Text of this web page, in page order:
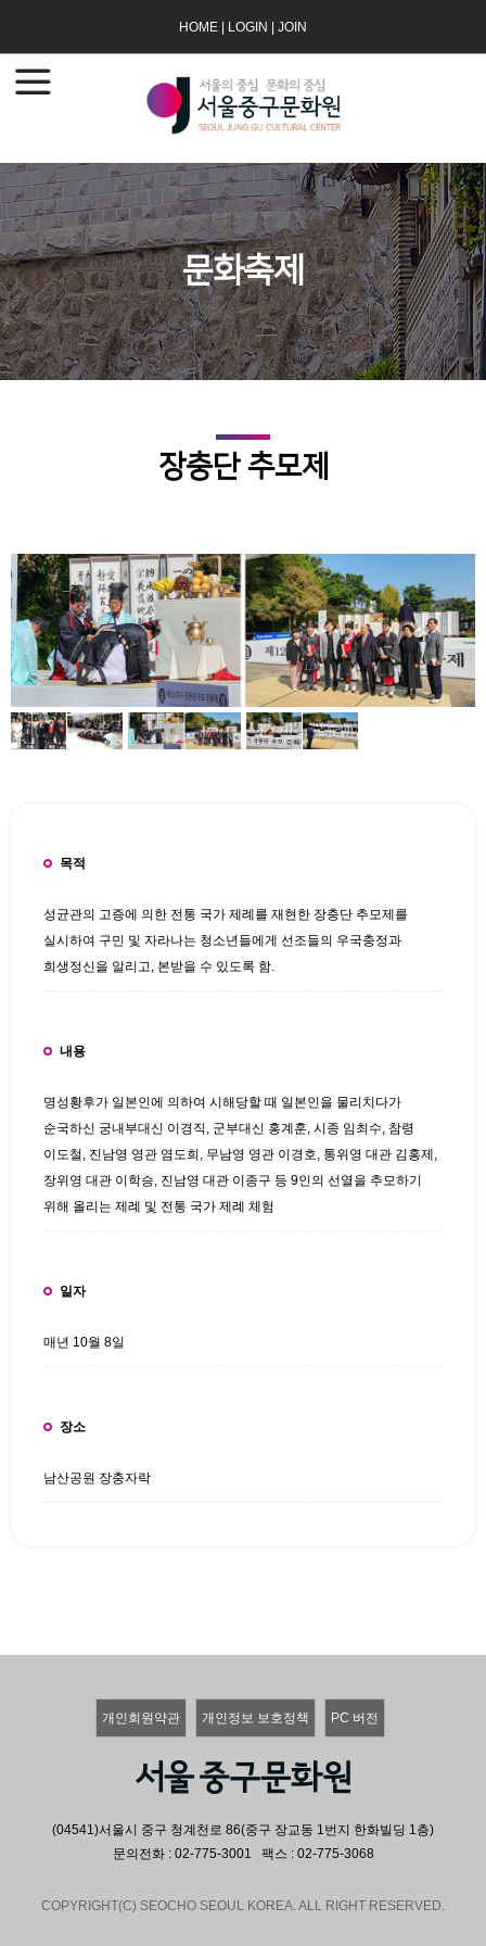
HOME LOGIN JOIN
문화축제
장충단 추모제
목적
성균관의 고증에 의한 전통 국가 제례를 재현한 장충단 추모제를
실시하여 구민 및 자라나는 청소년들에게 선조들의 우국충정과
희생정신을 알리고, 본받을 수 있도록 함.
내용
명성황후가 일본인에 의하여 시해당할 때 일본인을 물리치다가
순국하신 궁내부대신 이경직, 군부대신 홍계훈, 시종 임최수, 참령
이도철, 진남영 영관 염도희, 무남영 영관 이경호, 통위영 대관 김홍제,
장위영 대관 이학승, 진남영 대관 이종구 등 9인의 선열을 추모하기
위해 올리는 제례 및 전통 국가 제례 체험
일자
매년 10월 8일
장소
남산공원 장충자락
개인회원약관 개인정보 보호정책 PC 버전
(04541)서울시 중구 청계천로 86(중구 장교동 1번지 한화빌딩 1층)
문의전화 : 02-775-3001 팩스 : 02-775-3068
COPYRIGHT(C) SEOCHO SEOUL KOREA. ALL RIGHT RESERVED.